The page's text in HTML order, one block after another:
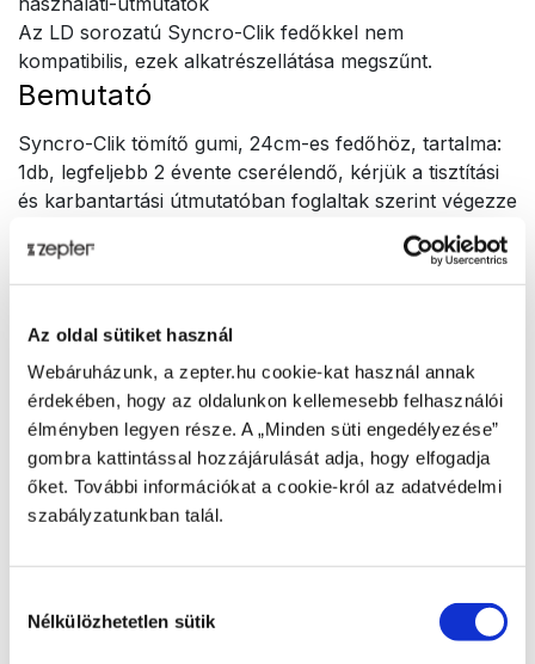
Az oldal sütiket használ
Webáruházunk, a zepter.hu cookie-kat használ annak
érdekében, hogy az oldalunkon kellemesebb felhasználói
élményben legyen része. A „Minden süti engedélyezése”
gombra kattintással hozzájárulását adja, hogy elfogadja
őket. További információkat a cookie-król az adatvédelmi
szabályzatunkban talál.
kiválasztása
Nélkülözhetetlen sütik
Az LD sorozatú Syncro-Clik fedőkkel nem
kompatibilis, ezek alkatrészellátása megszűnt.
Bemutató
Syncro-Clik tömítő gumi, 24cm-es fedőhöz, tartalma:
1db, legfeljebb 2 évente cserélendő, kérjük a tisztítási
és karbantartási útmutatóban foglaltak szerint végezze
a Syncro-Clik fedők tisztítását és szelepeinek cseréjét:
https://www.zepter.hu/Documents/Letoltheto-
hasznalati-utmutatok
kompatibilis, ezek alkatrészellátása megszűnt.
Technikai adatok
CIKKSZÁM
TF-420-24-R.5.01
Gumigyűrű, TF- és Z-, 24cm-es Syncro Click